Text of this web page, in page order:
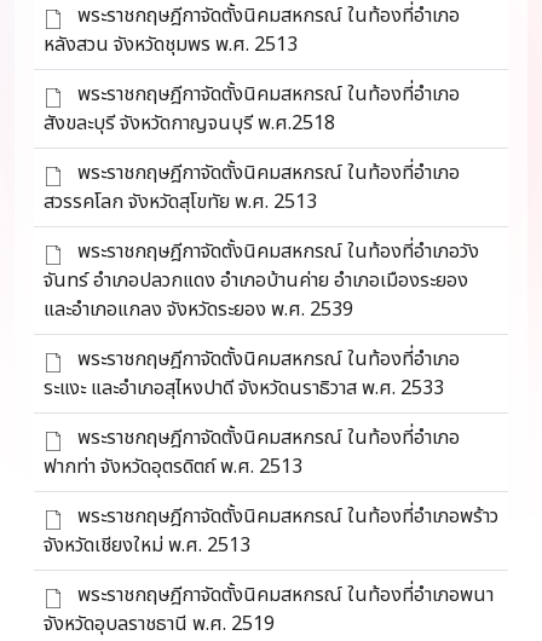
พระราชกฤษฎีกาจัดตั้งนิคมสหกรณ์ ในท้องที่อำเภอ
หลังสวน จังหวัดชุมพร พ.ศ. 2513
พระราชกฤษฎีกาจัดตั้งนิคมสหกรณ์ ในท้องที่อำเภอ
สังขละบุรี จังหวัดกาญจนบุรี พ.ศ.2518
พระราชกฤษฎีกาจัดตั้งนิคมสหกรณ์ ในท้องที่อำเภอ
สวรรคโลก จังหวัดสุโขทัย พ.ศ. 2513
พระราชกฤษฎีกาจัดตั้งนิคมสหกรณ์ ในท้องที่อำเภอวัง
จันทร์ อำเภอปลวกแดง อำเภอบ้านค่าย อำเภอเมืองระยอง
และอำเภอแกลง จังหวัดระยอง พ.ศ. 2539
พระราชกฤษฎีกาจัดตั้งนิคมสหกรณ์ ในท้องที่อำเภอ
ระแงะ และอำเภอสุไหงปาดี จังหวัดนราธิวาส พ.ศ. 2533
พระราชกฤษฎีกาจัดตั้งนิคมสหกรณ์ ในท้องที่อำเภอ
ฟากท่า จังหวัดอุตรดิตถ์ พ.ศ. 2513
พระราชกฤษฎีกาจัดตั้งนิคมสหกรณ์ ในท้องที่อำเภอพร้าว
จังหวัดเชียงใหม่ พ.ศ. 2513
พระราชกฤษฎีกาจัดตั้งนิคมสหกรณ์ ในท้องที่อำเภอพนา
จังหวัดอุบลราชธานี พ.ศ. 2519